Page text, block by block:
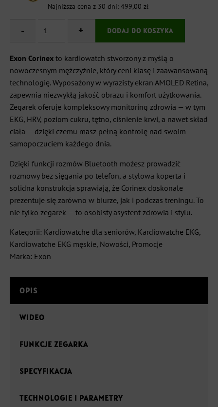
Exon Corinex to kardiowatch stworzony z myślą o
nowoczesnym mężczyźnie, który ceni klasę i zaawansowaną
technologię. Wyposażony w wyrazisty ekran AMOLED Retina,
zapewnia niezwykłą jakość obrazu i komfort użytkowania.
Zegarek oferuje kompleksowy monitoring zdrowia — w tym
EKG, HRV, poziom cukru, tętno, ciśnienie krwi, a nawet skład
ciała — dzięki czemu masz pełną kontrolę nad swoim
samopoczuciem każdego dnia.
Dzięki funkcji rozmów Bluetooth możesz prowadzić
rozmowy bez sięgania po telefon, a stylowa koperta i
solidna konstrukcja sprawiają, że Corinex doskonale
prezentuje się zarówno w biurze, jak i podczas treningu. To
nie tylko zegarek — to osobisty asystent zdrowia i stylu.
Najniższa cena z 30 dni: 499,00 zł
-
ilość
EXON
–
zielony
pasek
+ DODAJ DO KOSZYKA
Kategorii: Kardiowatche dla seniorów, Kardiowatche EKG,
Kardiowatche EKG męskie, Nowości, Promocje
Marka: Exon
OPIS
WIDEO
FUNKCJE ZEGARKA
SPECYFIKACJA
TECHNOLOGIE I PARAMETRY